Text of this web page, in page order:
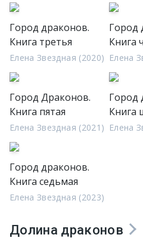
Город драконов.
Книга третья
Елена Звездная (2020)
Город
Книга
Елена
Город Драконов.
Книга пятая
Елена Звездная (2021)
Город
Книга
Елена
Город драконов.
Книга седьмая
Елена Звездная (2023)
Долина драконов